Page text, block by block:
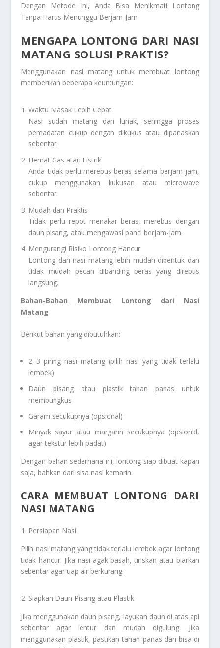
Dengan Metode Ini, Anda Bisa Menikmati Lontong
Tanpa Harus Menunggu Berjam-Jam.
MENGAPA LONTONG DARI NASI
MATANG SOLUSI PRAKTIS?
Menggunakan nasi matang untuk membuat lontong
memberikan beberapa keuntungan:
Waktu Masak Lebih Cepat
Nasi sudah matang dan lunak, sehingga proses
pemadatan cukup dengan dikukus atau dipanaskan
sebentar.
Hemat Gas atau Listrik
Anda tidak perlu merebus beras selama berjam-jam,
cukup menggunakan kukusan atau microwave
sebentar.
Mudah dan Praktis
Tidak perlu repot menakar beras, merebus dengan
daun pisang, atau mengawasi panci berjam-jam.
Mengurangi Risiko Lontong Hancur
Lontong dari nasi matang lebih mudah dibentuk dan
tidak mudah pecah dibanding beras yang direbus
langsung.
Bahan-Bahan Membuat Lontong dari Nasi
Matang
Berikut bahan yang dibutuhkan:
2–3 piring nasi matang (pilih nasi yang tidak terlalu
lembek)
Daun pisang atau plastik tahan panas untuk
membungkus
Garam secukupnya (opsional)
Minyak sayur atau margarin secukupnya (opsional,
agar tekstur lebih padat)
Dengan bahan sederhana ini, lontong siap dibuat kapan
saja, bahkan dari sisa nasi kemarin.
CARA MEMBUAT LONTONG DARI
NASI MATANG
Persiapan Nasi
Pilih nasi matang yang tidak terlalu lembek agar lontong
tidak hancur. Jika nasi agak basah, tiriskan atau biarkan
sebentar agar uap air berkurang.
Siapkan Daun Pisang atau Plastik
Jika menggunakan daun pisang, layukan daun di atas api
sebentar agar lentur dan mudah digulung. Jika
menggunakan plastik, pastikan tahan panas dan bisa di